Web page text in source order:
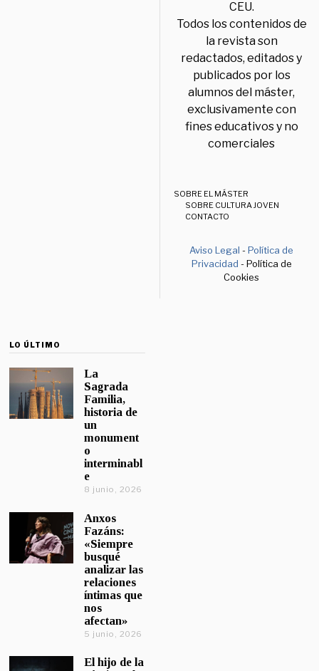
CEU.
Todos los contenidos de
la revista son
redactados, editados y
publicados por los
alumnos del máster,
exclusivamente con
fines educativos y no
comerciales
SOBRE EL MÁSTER
SOBRE CULTURA JOVEN
CONTACTO
Aviso Legal -Política de
Privacidad - Política de
Cookies
LO ÚLTIMO
La
Sagrada
Familia,
historia de
un
monument
o
interminabl
e
8 junio, 2026
Anxos
Fazáns:
«Siempre
busqué
analizar las
relaciones
íntimas que
nos
afectan»
5 junio, 2026
El hijo de la